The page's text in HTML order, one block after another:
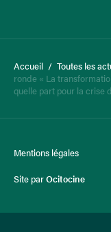
Accueil / Toutes les
ronde « La
quelle part pour la crise
Mentions légales
Site parOcitocine